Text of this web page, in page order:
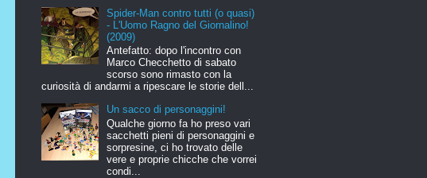
Spider-Man contro tutti (o quasi)
- L'Uomo Ragno del Giornalino!
(2009)
Antefatto: dopo l'incontro con
Marco Checchetto di sabato
scorso sono rimasto con la
curiosità di andarmi a ripescare le storie dell...
Un sacco di personaggini!
Qualche giorno fa ho preso vari
sacchetti pieni di personaggini e
sorpresine, ci ho trovato delle
vere e proprie chicche che vorrei
condi...